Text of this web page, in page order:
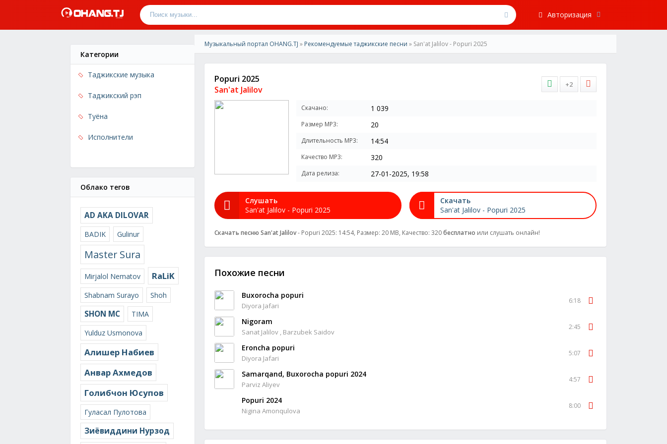
Авторизация
Категории
Таджикские музыка
Таджикский рэп
Туёна
Исполнители
Облако тегов
AD AKA DILOVAR
BADIK Gulinur
Master Sura
Mirjalol Nematov RaLiK
Shabnam Surayo Shoh
SHON MC
TIMA
Yulduz Usmonova
Алишер Набиев
Анвар Ахмедов
Голибчон Юсупов
Гуласал Пулотова
Зиёвиддини Нурзод
Музыкальный портал OHANG.TJ » Рекомендуемые таджикские песни » San'at Jalilov - Popuri 2025
Popuri 2025
San'at Jalilov
+2
Скачано: 1 039
Размер MP3: 20
Длительность MP3: 14:54
Качество MP3: 320
Дата релиза: 27-01-2025, 19:58
Слушать
San'at Jalilov - Popuri 2025
Скачать
San'at Jalilov - Popuri 2025
Скачать песню San'at Jalilov- Popuri 2025: 14:54, Размер: 20 MB, Качество: 320бесплатно или слушать онлайн!
Похожие песни
Buxorocha popuri
Diyora Jafari
6:18
Nigoram
Sanat Jalilov , Barzubek Saidov
2:45
Eroncha popuri
Diyora Jafari
5:07
Samarqand, Buxorocha popuri 2024
Parviz Aliyev
4:57
Popuri 2024
Nigina Amonqulova
8:00